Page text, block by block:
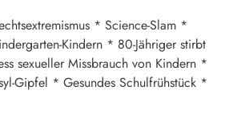
* Science-Slam *
Kindern * 80-Jähriger stirbt
sexueller Missbrauch von Kindern *
Gipfel * Gesundes Schulfrühstück *